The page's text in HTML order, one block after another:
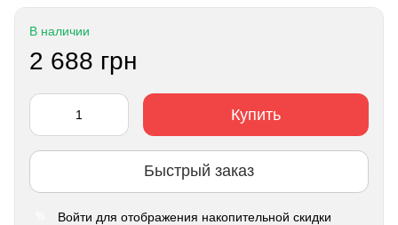
В наличии
2 688 грн
Купить
Быстрый заказ
Войти для отображения накопительной скидки